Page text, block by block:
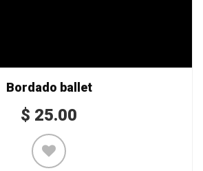
Bordado ballet
$ 25.00